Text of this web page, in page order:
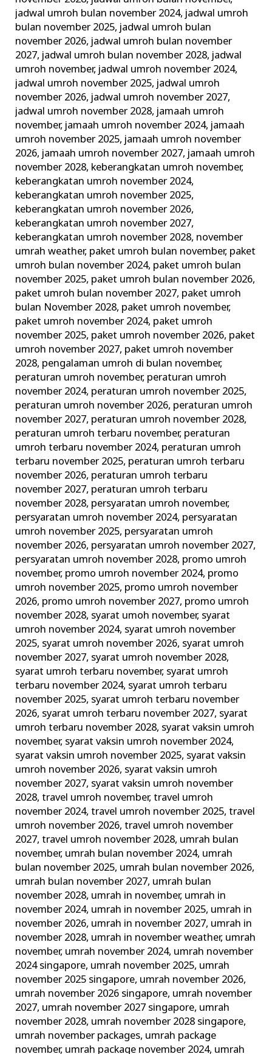
jadwal umroh bulan november 2024, jadwal umroh
bulan november 2025, jadwal umroh bulan
november 2026, jadwal umroh bulan november
2027, jadwal umroh bulan november 2028, jadwal
umroh november, jadwal umroh november 2024,
jadwal umroh november 2025, jadwal umroh
november 2026, jadwal umroh november 2027,
jadwal umroh november 2028, jamaah umroh
november, jamaah umroh november 2024, jamaah
umroh november 2025, jamaah umroh november
2026, jamaah umroh november 2027, jamaah umroh
november 2028, keberangkatan umroh november,
keberangkatan umroh november 2024,
keberangkatan umroh november 2025,
keberangkatan umroh november 2026,
keberangkatan umroh november 2027,
keberangkatan umroh november 2028, november
umrah weather, paket umroh bulan november, paket
umroh bulan november 2024, paket umroh bulan
november 2025, paket umroh bulan november 2026,
paket umroh bulan november 2027, paket umroh
bulan November 2028, paket umroh november,
paket umroh november 2024, paket umroh
november 2025, paket umroh november 2026, paket
umroh november 2027, paket umroh november
2028, pengalaman umroh di bulan november,
peraturan umroh november, peraturan umroh
november 2024, peraturan umroh november 2025,
peraturan umroh november 2026, peraturan umroh
november 2027, peraturan umroh november 2028,
peraturan umroh terbaru november, peraturan
umroh terbaru november 2024, peraturan umroh
terbaru november 2025, peraturan umroh terbaru
november 2026, peraturan umroh terbaru
november 2027, peraturan umroh terbaru
november 2028, persyaratan umroh november,
persyaratan umroh november 2024, persyaratan
umroh november 2025, persyaratan umroh
november 2026, persyaratan umroh november 2027,
persyaratan umroh november 2028, promo umroh
november, promo umroh november 2024, promo
umroh november 2025, promo umroh november
2026, promo umroh november 2027, promo umroh
november 2028, syarat umoh november, syarat
umroh november 2024, syarat umroh november
2025, syarat umroh november 2026, syarat umroh
november 2027, syarat umroh november 2028,
syarat umroh terbaru november, syarat umroh
terbaru november 2024, syarat umroh terbaru
november 2025, syarat umroh terbaru november
2026, syarat umroh terbaru november 2027, syarat
umroh terbaru november 2028, syarat vaksin umroh
november, syarat vaksin umroh november 2024,
syarat vaksin umroh november 2025, syarat vaksin
umroh november 2026, syarat vaksin umroh
november 2027, syarat vaksin umroh november
2028,travel umroh november,travel umroh
november 2024,travel umroh november 2025,travel
umroh november 2026,travel umroh november
2027,travel umroh november 2028, umrah bulan
november, umrah bulan november 2024, umrah
bulan november 2025, umrah bulan november 2026,
umrah bulan november 2027, umrah bulan
november 2028, umrah in november, umrah in
november 2024, umrah in november 2025, umrah in
november 2026, umrah in november 2027, umrah in
november 2028, umrah in november weather, umrah
november, umrah november 2024, umrah november
2024 singapore, umrah november 2025, umrah
november 2025 singapore, umrah november 2026,
umrah november 2026 singapore, umrah november
2027, umrah november 2027 singapore, umrah
november 2028, umrah november 2028 singapore,
umrah november packages, umrah package
november, umrah package november 2024, umrah